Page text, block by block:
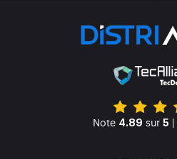
Note 4.89 sur 5 |